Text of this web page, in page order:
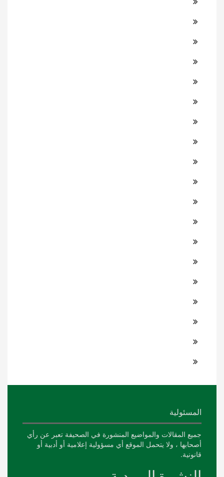
المسئولية
جميع المقالات والمواضيع المنشورة في الصحيفة تعبر عن رأي
أصحابها ، ولا يتحمل الموقع أي مسؤولية إعلامية أو أدبية أو
قانونية.